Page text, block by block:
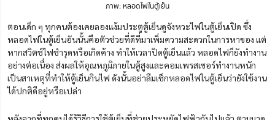
ภาพ: หลอดไฟในตู้เย็น
ตอนเด็ก ๆ ทุกคนต้องเคยลองแง้มประตูตู้เย็นดูจังหวะไฟในตู้เย็นเปิด ซึ่ง
หลอดไฟในตู้เย็นอันนั้นคือตัวช่วยที่ดีที่มาเพิ่มความสะดวกในการหาของ แต่
หากสวิตช์ไฟชำรุดหรือเกิดค้าง ทำให้เวลาปิดตู้เย็นแล้ว หลอดไฟก็ยังทำงาน
อย่างต่อเนื่อง ส่งผลให้อุณหภูมิภายในตู้สูงและคอมเพรสเซอร์ทำงานหนัก
เป็นสาเหตุที่ทำให้ตู้เย็นกินไฟ ดังนั้นอย่าลืมเช็กหลอดไฟในตู้เย็นว่ายังใช้งาน
ได้ปกติดีอยู่หรือเปล่า